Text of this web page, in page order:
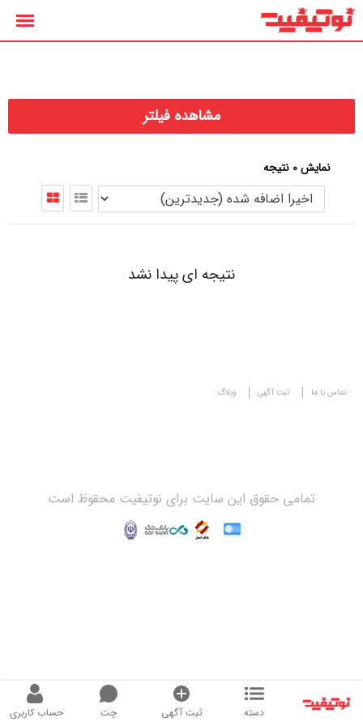
پرش
دسته ثبت آگهی چت حساب کاربری
مشاهده فیلتر
نمایش 0 نتیجه
نتیجه ای پیدا نشد
تماس با ما ثبت آگهی وبلاگ
تمامی حقوق این سایت برای نوتیفیت محقوظ است